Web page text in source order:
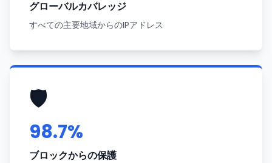
グローバルカバレッジ
すべての主要地域からのIPアドレス
🛡️
98.7%
ブロックからの保護